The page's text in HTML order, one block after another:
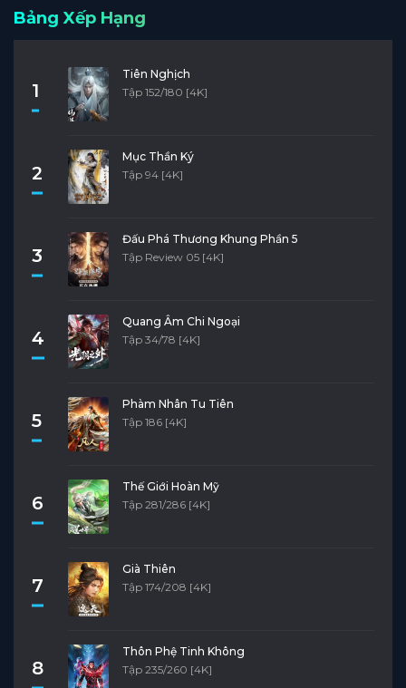
Bảng Xếp Hạng
1
Tiên Nghịch
Tập 152/180 [4K]
2
Mục Thần Ký
Tập 94 [4K]
3
Đấu Phá Thương Khung Phần 5
Tập Review 05 [4K]
4
Quang Âm Chi Ngoại
Tập 34/78 [4K]
5
Phàm Nhân Tu Tiên
Tập 186 [4K]
6
Thế Giới Hoàn Mỹ
Tập 281/286 [4K]
7
Già Thiên
Tập 174/208 [4K]
8
Thôn Phệ Tinh Không
Tập 235/260 [4K]